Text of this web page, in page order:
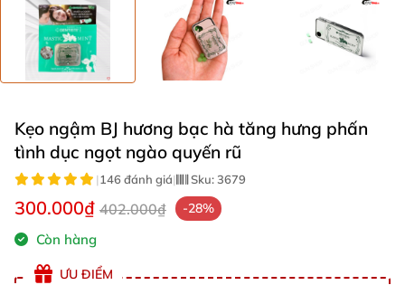
Kẹo ngậm BJ hương bạc hà tăng hưng phấn
tình dục ngọt ngào quyến rũ
|146 đánh giá| Sku:3679
300.000₫ 402.000₫ -28%
Còn hàng
ƯU ĐIỂM